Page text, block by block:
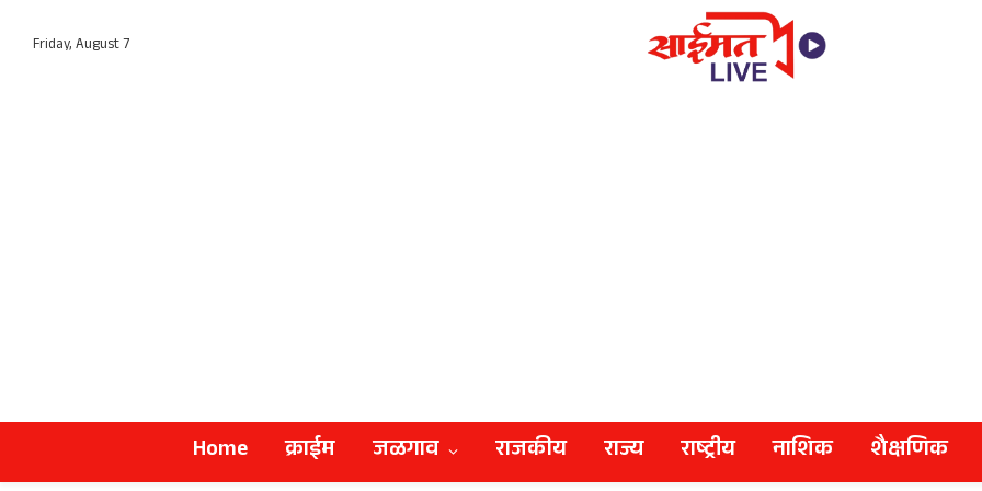
Friday, August 7
Home क्राईम जळगाव राजकीय राज्य राष्ट्रीय नाशिक शैक्षणिक